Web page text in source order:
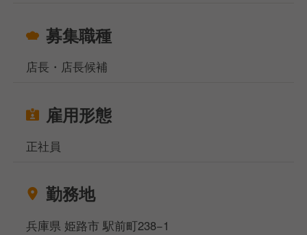
募集職種
店長・店長候補
雇用形態
正社員
勤務地
兵庫県 姫路市 駅前町238−1